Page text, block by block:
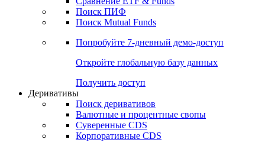
Получить доступ
ETF & Funds
Сравнение ETF & Funds
Поиск Mutual Funds
Попробуйте7-дневный
Откройте глобальную базу данных
Получить доступ
Деривативы